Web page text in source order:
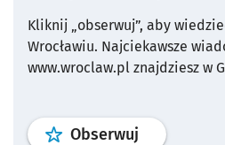
Kliknij „obserwuj”, aby
Wrocławiu. Najciekawsze
www.wroclaw.pl znajdziesz w
Obserwuj profil